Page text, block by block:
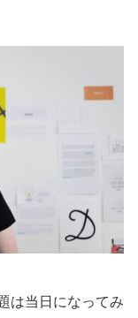
は当日になってみ